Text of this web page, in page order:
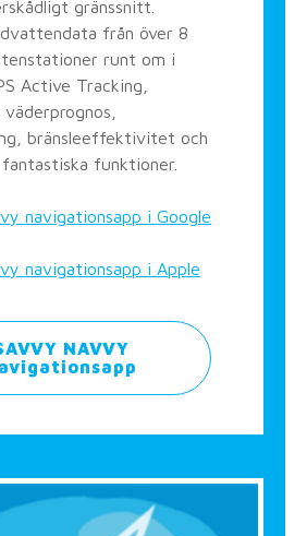
gränssnitt.
från över 8
runt om i
Active Tracking,
bränsleeffektivitet och
funktioner.
navigationsapp i Google
navigationsapp i Apple
NAVVY